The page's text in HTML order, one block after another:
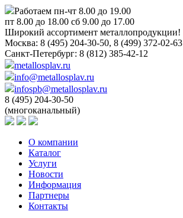
Работаем пн-чт 8.00 до 19.00
пт 8.00 до 18.00 сб 9.00 до 17.00
Широкий ассортимент металлопродукции!
Москва: 8 (495) 204-30-50, 8 (499) 372-02-63
Санкт-Петербург: 8 (812) 385-42-12
metallosplav.ru
info@metallosplav.ru
infospb@metallosplav.ru
8 (495) 204-30-50
(многоканальный)
О компании
Каталог
Услуги
Новости
Информация
Партнеры
Контакты